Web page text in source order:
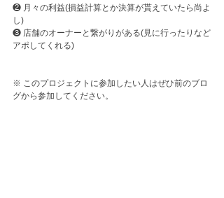
❷ 月々の利益(損益計算とか決算が貰えていたら尚よ
し)
❸ 店舗のオーナーと繋がりがある(見に行ったりなど
アポしてくれる)
※ このプロジェクトに参加したい人はぜひ前のブロ
グから参加してください。